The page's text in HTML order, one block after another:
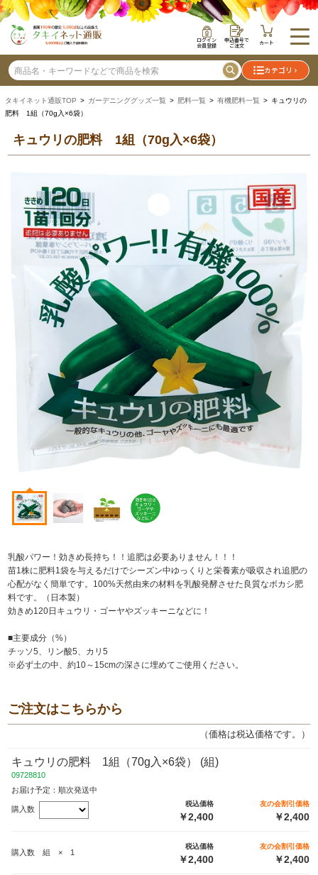
ログイン
会員登録
申込番号で
ご注文 カート
カテゴリ
タキイネット通販TOP > ガーデニンググッズ一覧 > 肥料一覧 > 有機肥料一覧 > キュウリの
肥料 1組（70g入×6袋）
キュウリの肥料 1組（70g入×6袋）
乳酸パワー！効きめ長持ち！！追肥は必要ありません！！！
苗1株に肥料1袋を与えるだけでシーズン中ゆっくりと栄養素が吸収され追肥の
心配がなく簡単です。100%天然由来の材料を乳酸発酵させた良質なボカシ肥
料です。（日本製）
効きめ120日キュウリ・ゴーヤやズッキーニなどに！
■主要成分（%）
チッソ5、リン酸5、カリ5
※必ず土の中、約10～15cmの深さに埋めてご使用ください。
ご注文はこちらから
（価格は税込価格です。）
キュウリの肥料 1組（70g入×6袋） (組)
09728810
お届け予定：順次発送中
購入数
税込価格
￥2,400
友の会割引価格
￥2,400
購入数 組 × 1
税込価格
￥2,400
友の会割引価格
￥2,400